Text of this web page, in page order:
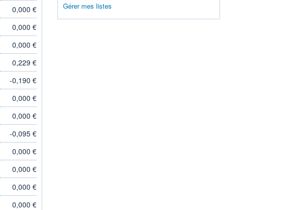
0,000 €
0,000 €
0,000 €
0,229 €
-0,190 €
0,000 €
0,000 €
-0,095 €
0,000 €
0,000 €
0,000 €
0,000 €
Gérer mes listes